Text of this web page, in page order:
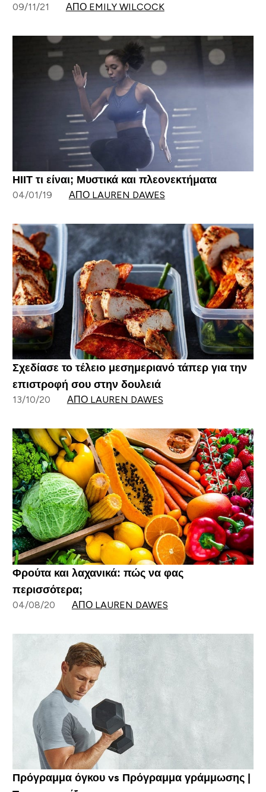
09/11/21 ΑΠΌ EMILY WILCOCK
ΗΙΙΤ τι είναι; Μυστικά και πλεονεκτήματα
04/01/19 ΑΠΌ LAUREN DAWES
Σχεδίασε το τέλειο μεσημεριανό τάπερ για την
επιστροφή σου στην δουλειά
13/10/20 ΑΠΌ LAUREN DAWES
Φρούτα και λαχανικά: πώς να φας
περισσότερα;
04/08/20 ΑΠΌ LAUREN DAWES
Πρόγραμμα όγκου vs Πρόγραμμα γράμμωσης |